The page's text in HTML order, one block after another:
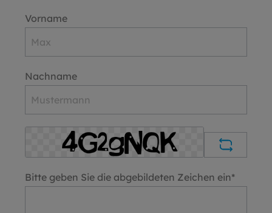
Vorname
Nachname
Bitte geben Sie die abgebildeten Zeichen ein*